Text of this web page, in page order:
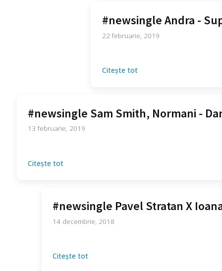
#newsingle Andra -
22 februarie, 2019
Citește tot
#newsingle Sam Smith, Normani -
13 februarie, 2019
Citește tot
#newsingle Pavel Stratan X
14 decembrie, 2018
Citește tot